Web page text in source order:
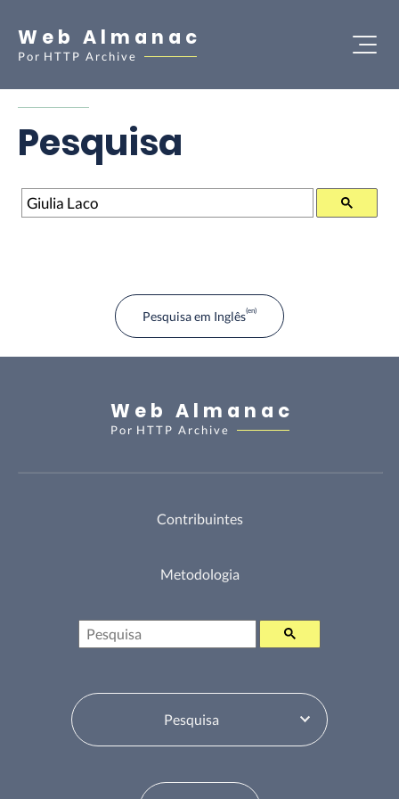
Web Almanac
Por HTTP Archive
Pesquisa
Pesquisa
Pesquisa em Inglês
Web Almanac
Por HTTP Archive
Contribuintes
Metodologia
Pesquisa
Selecione o Tabela de Conteúdos